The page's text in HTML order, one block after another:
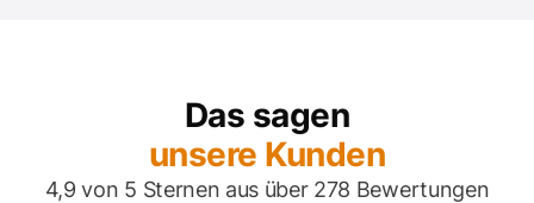
Das sagen
unsere Kunden
4,9 von 5 Sternen aus über 278 Bewertungen